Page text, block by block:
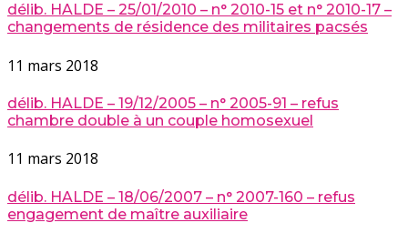
délib. HALDE – 25/01/2010 – n° 2010-15 et n° 2010-17 –
changements de résidence des militaires pacsés
11 mars 2018
délib. HALDE – 19/12/2005 – n° 2005-91 – refus
chambre double à un couple homosexuel
11 mars 2018
délib. HALDE – 18/06/2007 – n° 2007-160 – refus
engagement de maître auxiliaire